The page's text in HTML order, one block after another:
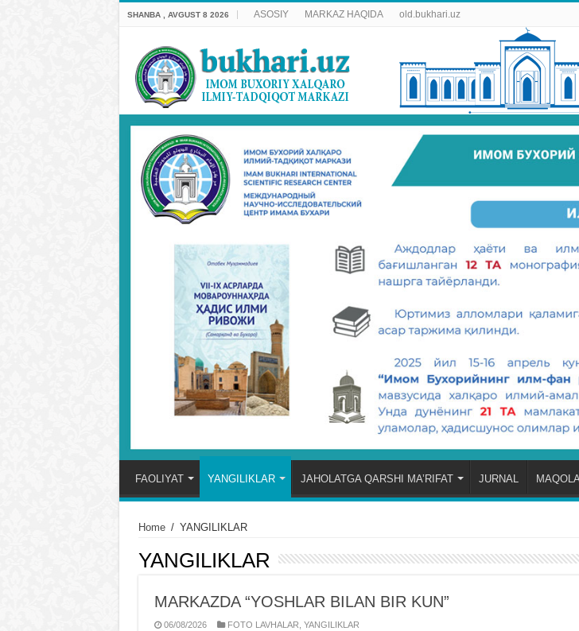
SHANBA , AVGUST 8 2026 ASOSIY MARKAZ HAQIDA old.bukhari.uz
FAOLIYAT YANGILIKLAR JAHOLATGA QARSHI MA’RIFAT JURNAL
Home / YANGILIKLAR
YANGILIKLAR
MARKAZDA “YOSHLAR BILAN BIR KUN”
06/08/2026 FOTO LAVHALAR, YANGILIKLAR